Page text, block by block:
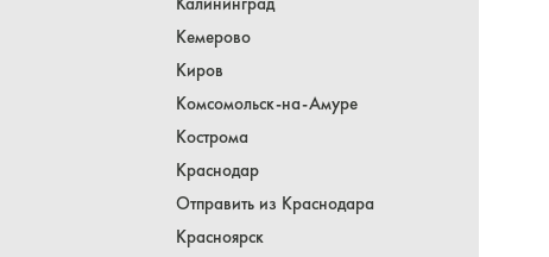
Кемерово
Киров
Комсомольск-на-Амуре
Кострома
Краснодар
Отправить из Краснодара
Красноярск